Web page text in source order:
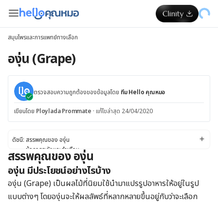
สมุนไพรและการแพทย์ทางเลือก
องุ่น (Grape)
ตรวจสอบความถูกต้องของข้อมูลโดย ทีม Hello คุณหมอ
เขียนโดย Ploylada Prommate · แก้ไขล่าสุด 24/04/2020
ดัชนี: สรรพคุณของ องุ่น
ข้อควรระวังและคำเตือน
ข้อควรระวังและคำเตือน
ผลข้างเคียง
ปฏิกิริยาระหว่างยา
ขนาดยา
สรรพคุณของ องุ่น
องุ่น มีประโยชน์อย่างไรบ้าง
องุ่น (Grape) เป็นผลไม้ที่นิยมใช้นำมาแปรรูปอาหารให้อยู่ในรูป
แบบต่างๆ โดยองุ่นจะให้ผลลัพธ์ที่หลากหลายขึ้นอยู่กับว่าจะเลือก